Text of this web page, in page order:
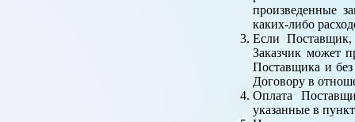
произведенные
каких-либо
Если Поставщик,
Заказчик может
Поставщика и
Договору в
Оплата
указанные в